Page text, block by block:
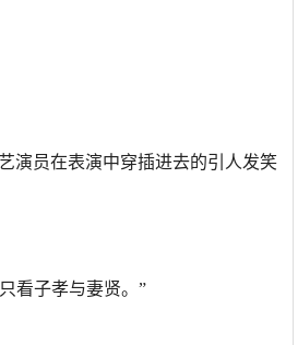
演员在表演中穿插进去的引人发笑
看子孝与妻贤。”